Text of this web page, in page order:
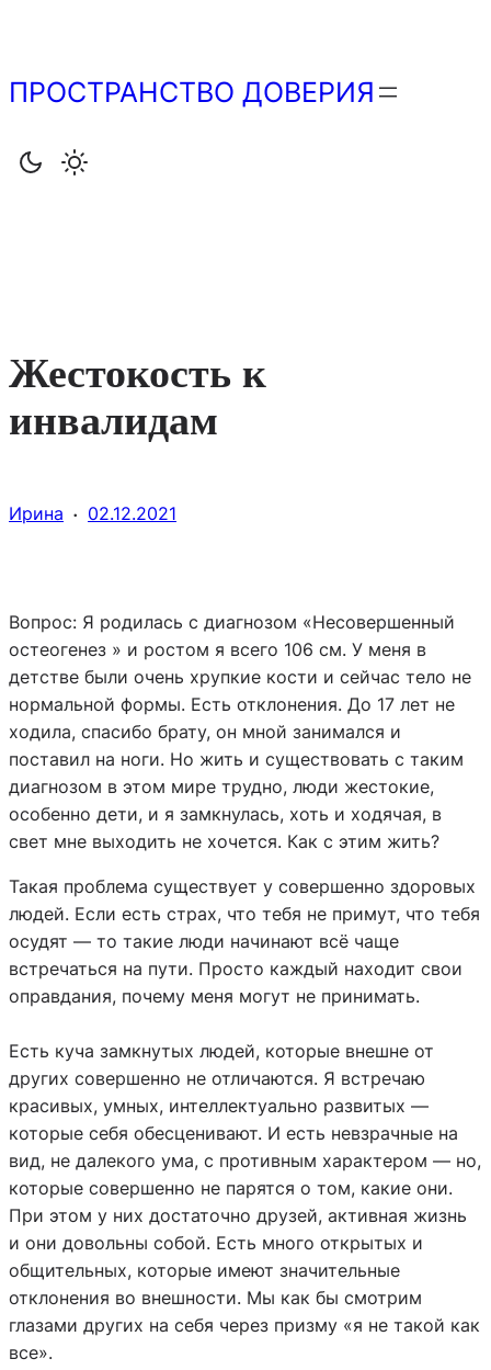
содержимому
ПРОСТРАНСТВО ДОВЕРИЯ
Жестокость к
инвалидам
Ирина · 02.12.2021
Вопрос: Я родилась с диагнозом «Несовершенный
остеогенез » и ростом я всего 106 см. У меня в
детстве были очень хрупкие кости и сейчас тело не
нормальной формы. Есть отклонения. До 17 лет не
ходила, спасибо брату, он мной занимался и
поставил на ноги. Но жить и существовать с таким
диагнозом в этом мире трудно, люди жестокие,
особенно дети, и я замкнулась, хоть и ходячая, в
свет мне выходить не хочется. Как с этим жить?
Такая проблема существует у совершенно здоровых
людей. Если есть страх, что тебя не примут, что тебя
осудят — то такие люди начинают всё чаще
встречаться на пути. Просто каждый находит свои
оправдания, почему меня могут не принимать.
Есть куча замкнутых людей, которые внешне от
других совершенно не отличаются. Я встречаю
красивых, умных, интеллектуально развитых —
которые себя обесценивают. И есть невзрачные на
вид, не далекого ума, с противным характером — но,
которые совершенно не парятся о том, какие они.
При этом у них достаточно друзей, активная жизнь
и они довольны собой. Есть много открытых и
общительных, которые имеют значительные
отклонения во внешности. Мы как бы смотрим
глазами других на себя через призму «я не такой как
все».